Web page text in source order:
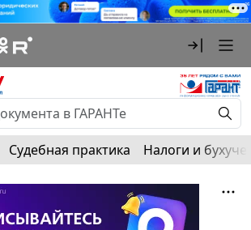
Судебная практика Налоги и